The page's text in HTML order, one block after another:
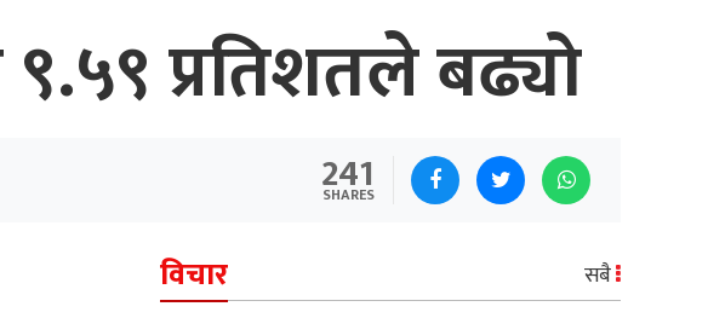
९.५९ प्रतिशतले बढ्यो
241
SHARES
विचार सबै